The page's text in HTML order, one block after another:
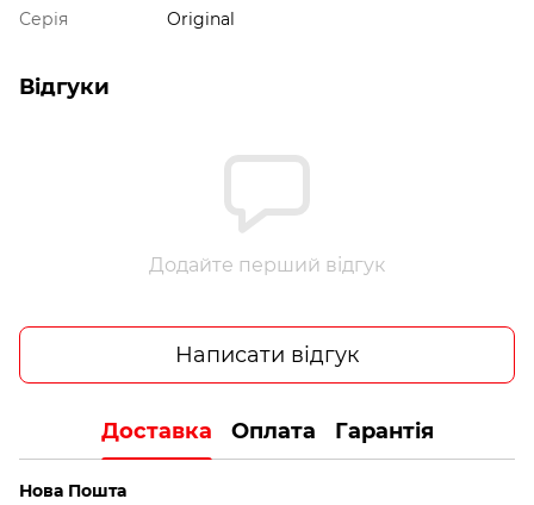
Серія
Original
Відгуки
Додайте перший відгук
Написати відгук
Доставка Оплата Гарантія
Нова Пошта